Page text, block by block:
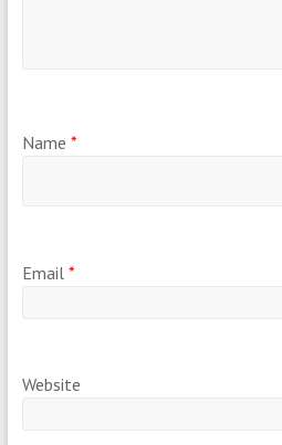
Name *
Email *
Website